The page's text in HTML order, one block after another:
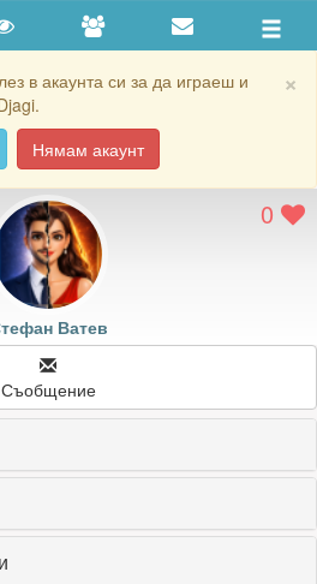
×
в акаунта си за да играеш и
Нямам акаунт
Ватев
Ватев
0
Ватев
Съобщение